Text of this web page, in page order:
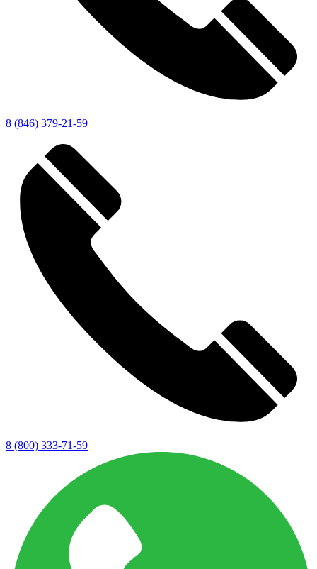
8 (846) 379-21-59
8 (800) 333-71-59